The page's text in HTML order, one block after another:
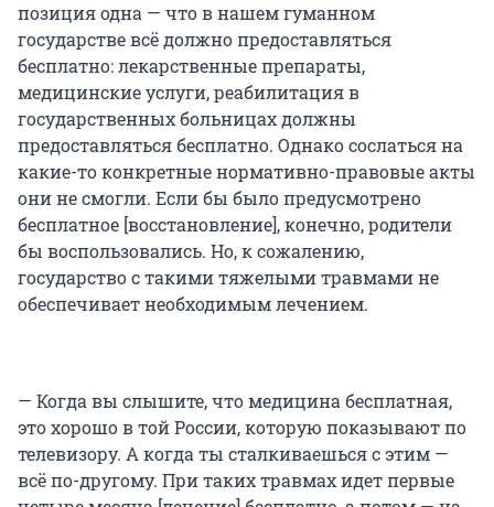
позиция одна — что в нашем гуманном
государстве всё должно предоставляться
бесплатно: лекарственные препараты,
медицинские услуги, реабилитация в
государственных больницах должны
предоставляться бесплатно. Однако сослаться на
какие-то конкретные нормативно-правовые акты
они не смогли. Если бы было предусмотрено
бесплатное [восстановление], конечно, родители
бы воспользовались. Но, к сожалению,
государство с такими тяжелыми травмами не
обеспечивает необходимым лечением.
— Когда вы слышите, что медицина бесплатная,
это хорошо в той России, которую показывают по
телевизору. А когда ты сталкиваешься с этим —
всё по-другому. При таких травмах идет первые